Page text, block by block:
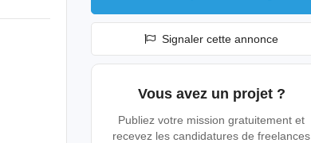
Signaler cette annonce
Vous avez un projet ?
Publiez votre mission gratuitement et
recevez les candidatures de freelances